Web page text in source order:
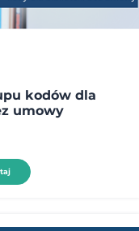
kodów dla
umowy